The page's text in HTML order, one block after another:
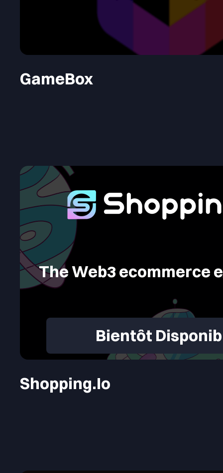
GameBox
The Web3 ecommerce
Bientôt
Shopping.io